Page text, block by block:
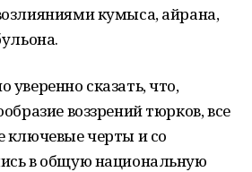
кумыса, айрана,
сказать, что,
воззрений тюрков, все
черты и со
в общую национальную